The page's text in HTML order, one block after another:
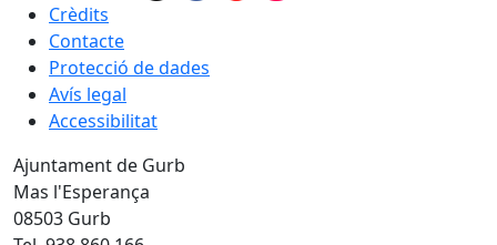
Crèdits
Contacte
Protecció de dades
Avís legal
Accessibilitat
Ajuntament de Gurb
Mas l'Esperança
08503 Gurb